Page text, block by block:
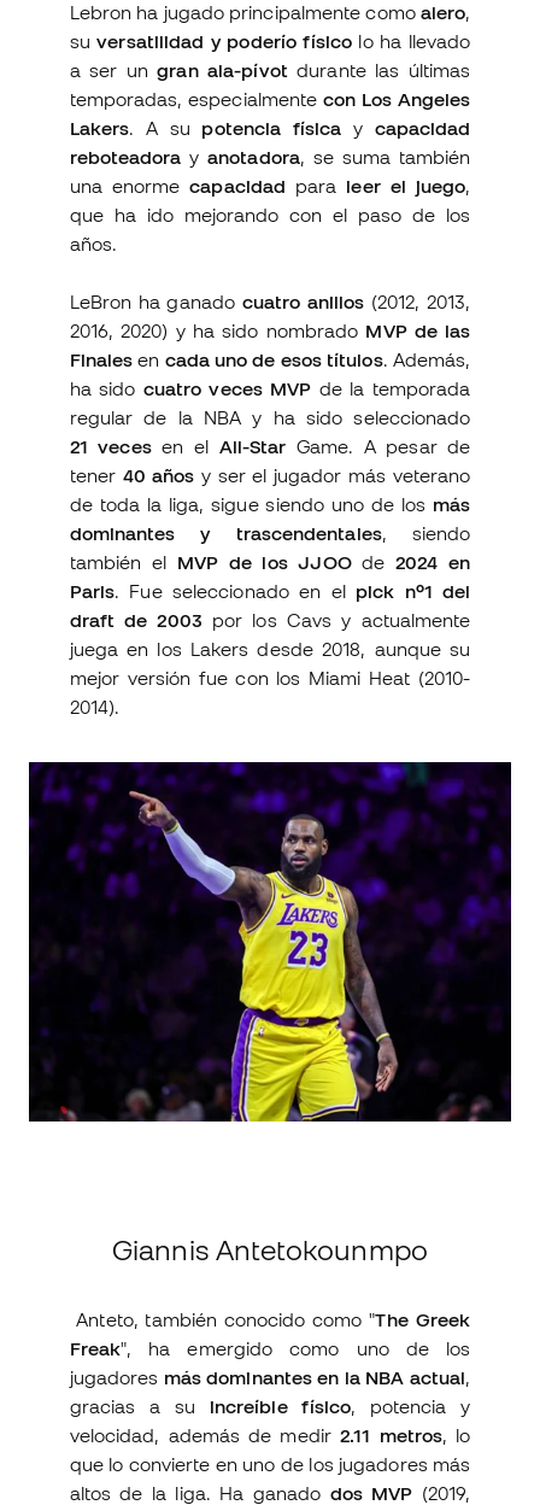
Lebron ha jugado principalmente como alero,
suversatilidad y poderío físicolo ha llevado
a ser ungran ala-pívot durante las últimas
temporadas, especialmente con Los Angeles
Lakers. A su potencia física y capacidad
reboteadora yanotadora, se suma también
una enormecapacidad para leer el juego,
que ha ido mejorando con el paso de los
años.
LeBron ha ganado cuatro anillos (2012, 2013,
2016, 2020) y ha sido nombrado MVP de las
Finales en cada uno de esos títulos. Además,
ha sido cuatro veces MVP de la temporada
regular de la NBA y ha sido seleccionado
21 vecesen el All-Star Game. A pesar de
tener 40 años y ser el jugador más veterano
de toda la liga, sigue siendo uno de los más
dominantes y trascendentales, siendo
también el MVP de los JJOOde2024 en
Paris. Fue seleccionado en el pick nº1 del
draft de 2003 por los Cavs y actualmente
juega en los Lakers desde 2018, aunque su
mejor versión fue con los Miami Heat (2010-
2014).
Giannis Antetokounmpo
Anteto, también conocido como "The Greek
Freak", ha emergido como uno de los
jugadores más dominantes en la NBA actual,
gracias a su increíble físico, potencia y
velocidad, además de medir2.11 metros, lo
que lo convierte en uno de los jugadores más
altos de la liga. Ha ganado dos MVP (2019,